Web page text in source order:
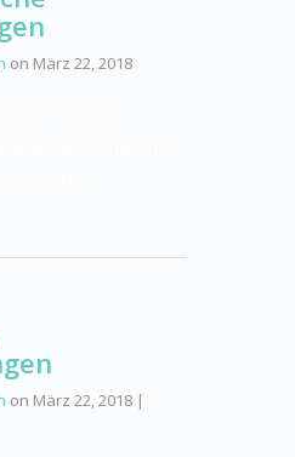
on März 22, 2018
on März 22, 2018 |